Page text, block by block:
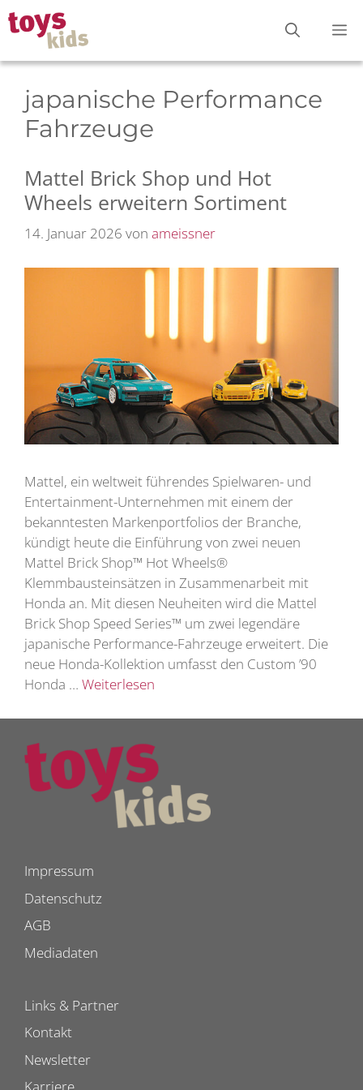
Zum
Inhalt
springen
japanische Performance
Fahrzeuge
Mattel Brick Shop und Hot
Wheels erweitern Sortiment
14. Januar 2026 von ameissner
Mattel, ein weltweit führendes Spielwaren- und
Entertainment-Unternehmen mit einem der
bekanntesten Markenportfolios der Branche,
kündigt heute die Einführung von zwei neuen
Mattel Brick Shop™ Hot Wheels®
Klemmbausteinsätzen in Zusammenarbeit mit
Honda an. Mit diesen Neuheiten wird die Mattel
Brick Shop Speed Series™ um zwei legendäre
japanische Performance-Fahrzeuge erweitert. Die
neue Honda-Kollektion umfasst den Custom ’90
Honda … Weiterlesen
Impressum
Datenschutz
AGB
Mediadaten
Links & Partner
Kontakt
Newsletter